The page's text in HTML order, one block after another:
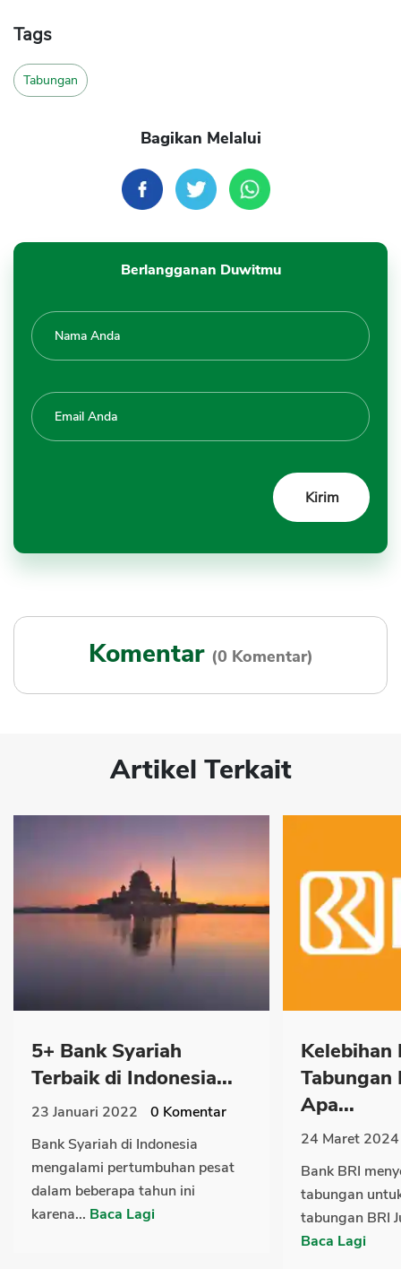
Tags
Tabungan
Bagikan Melalui
Berlangganan Duwitmu
Komentar (0 Komentar)
Artikel Terkait
5+ Bank Syariah
Terbaik di Indonesia...
23 Januari 2022 0 Komentar
Bank Syariah di Indonesia
mengalami pertumbuhan pesat
dalam beberapa tahun ini
karena... Baca Lagi
Kelebihan
Tabungan
Apa...
24 Maret 2024
Bank BRI
tabungan
tabungan BRI
Baca Lagi